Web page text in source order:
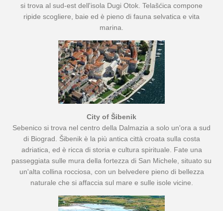
si trova al sud-est dell'isola Dugi Otok. Telašćica compone
ripide scogliere, baie ed è pieno di fauna selvatica e vita
marina.
City of Šibenik
Sebenico si trova nel centro della Dalmazia a solo un'ora a sud
di Biograd. Šibenik è la più antica città croata sulla costa
adriatica, ed è ricca di storia e cultura spirituale. Fate una
passeggiata sulle mura della fortezza di San Michele, situato su
un'alta collina rocciosa, con un belvedere pieno di bellezza
naturale che si affaccia sul mare e sulle isole vicine.